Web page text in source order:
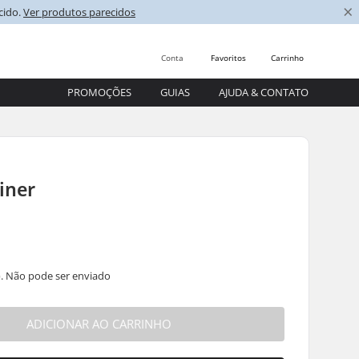
Ver produtos parecidos ×
Carrinho
Favoritos
Conta
PROMOÇÕES GUIAS AJUDA & CONTATO
Não pode ser enviado
ADICIONAR AO CARRINHO